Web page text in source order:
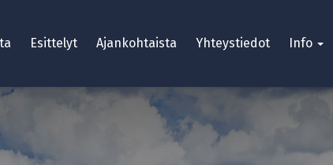
Esittelyt Ajankohtaista Yhteystiedot Info